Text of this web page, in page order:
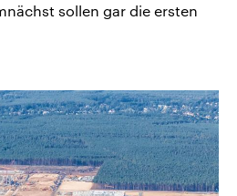
sollen gar die ersten